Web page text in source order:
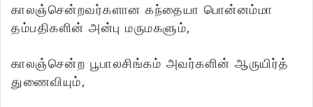
காலஞ்சென்றவர்களான கந்தையா பொன்னம்மா
தம்பதிகளின் அன்பு மருமகளும்,
காலஞ்சென்ற பூபாலசிங்கம் அவர்களின் ஆருயிர்த்
துணைவியும்,